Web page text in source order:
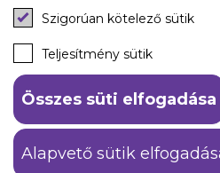
Tiktok
Youtube
Spotify
ÁSZF
Adatkezelési tájékoztató
© 2026 Újpest FC. #hajrálilák
Szigorúan kötelező sütik
Teljesítmény sütik
Összes süti elfogadása
Alapvető sütik